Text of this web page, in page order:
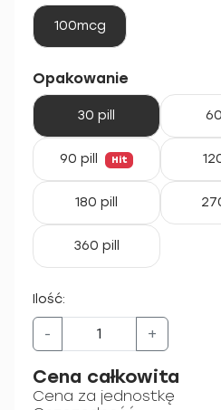
100mcg
Opakowanie
30 pill
90 pill Hit
180 pill
360 pill
Ilość:
- +
Cena całkowita
Cena za jednostkę